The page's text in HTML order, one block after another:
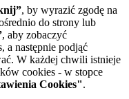
, by wyrazić zgodę na
do strony lub
, aby zobaczyć
a następnie podjąć
W każdej chwili istnieje
cookies - w stopce
Cookies".